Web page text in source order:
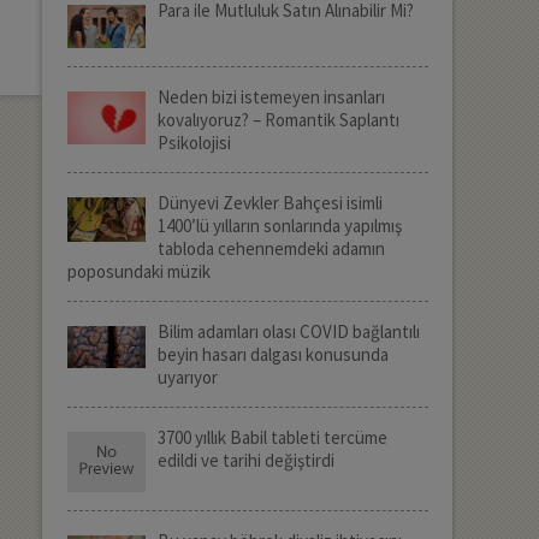
Para ile Mutluluk Satın Alınabilir Mi?
Neden bizi istemeyen insanları
kovalıyoruz? – Romantik Saplantı
Psikolojisi
Dünyevi Zevkler Bahçesi isimli
1400’lü yılların sonlarında yapılmış
tabloda cehennemdeki adamın
poposundaki müzik
Bilim adamları olası COVID bağlantılı
beyin hasarı dalgası konusunda
uyarıyor
3700 yıllık Babil tableti tercüme
edildi ve tarihi değiştirdi